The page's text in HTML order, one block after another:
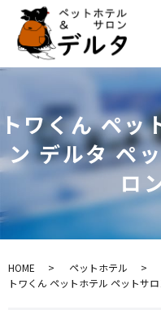
トワくん ペッ
ン デルタ ペ
ロ
HOME
ペットホテル
トワくん ペットホテル ペットサ